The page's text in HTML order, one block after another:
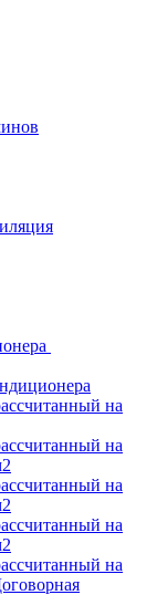
на
на
на
на
на